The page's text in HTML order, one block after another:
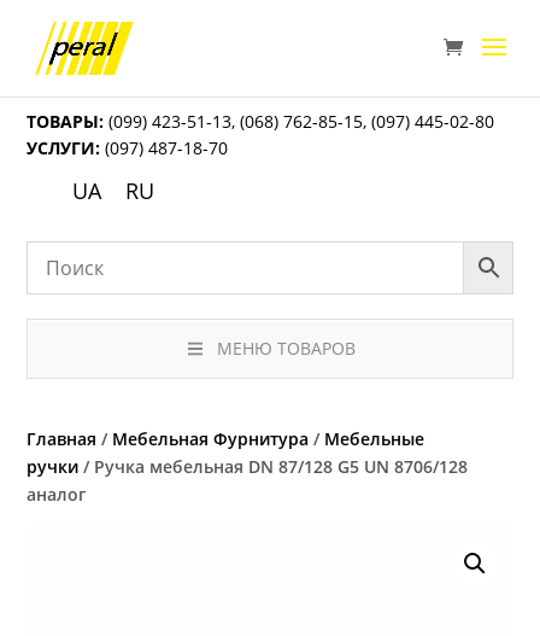
ТОВАРЫ: (099) 423-51-13,(068) 762-85-15,(097) 445-02-80
УСЛУГИ: (097) 487-18-70
UA RU
МЕНЮ ТОВАРОВ
Главная / Мебельная Фурнитура / Мебельные
ручки / Ручка мебельная DN 87/128 G5 UN 8706/128
аналог